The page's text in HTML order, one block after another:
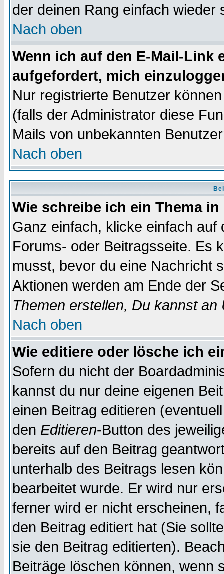
der deinen Rang einfach wieder
Nach oben
Wenn ich auf den E-Mail-Link
aufgefordert, mich
Nur registrierte Benutzer
(falls der Administrator diese
Mails von unbekannten
Nach oben
Wie schreibe ich ein Thema
Ganz einfach, klicke einfach
Forums- oder Beitragsseite. Es
musst, bevor du eine Nachricht
Aktionen werden am Ende der
Themen erstellen, Du kannst
Nach oben
Wie editiere oder lösche ich
Sofern du nicht der
kannst du nur deine eigenen
einen Beitrag editieren
den Editieren-Button des
bereits auf den Beitrag
unterhalb des Beitrags lesen
bearbeitet wurde. Er wird nur
ferner wird er nicht erscheinen,
den Beitrag editiert hat (Sie
sie den Beitrag editierten).
Beiträge löschen können, wenn